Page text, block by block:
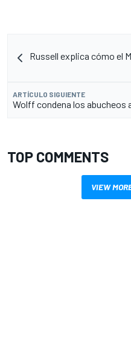
Russell explica cómo el
ARTÍCULO SIGUIENTE
Wolff condena los abucheos
TOP COMMENTS
VIEW